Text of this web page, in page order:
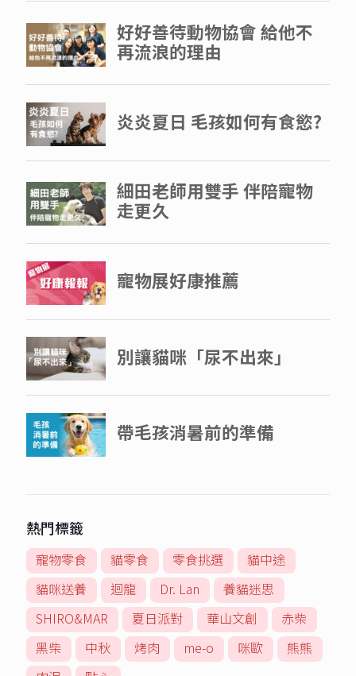
熱門標籤
寵物零食 貓零食 零食挑選
貓中途
貓咪送養
迴龍 Dr. Lan
養貓迷思
SHIRO&MAR
夏日派對 華山文創
赤柴
黑柴
中秋 烤肉 me-o 咪歐
熊熊